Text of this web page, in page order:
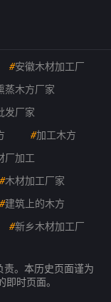
#安徽木材加工厂
蒸木方厂家
发厂家
#加工木方
厂加工
#木材加工厂家
#建筑上的木方
#新乡木材加工厂
。本历史页面谨为
时页面。